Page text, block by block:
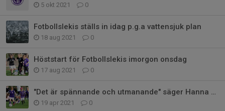
5 okt 2021 0
Fotbollslekis ställs in idag p.g.a vattensjuk plan
18 aug 2021 0
Höststart för Fotbollslekis imorgon onsdag
17 aug 2021 0
"Det är spännande och utmanande" säger Hanna Witt
19 apr 2021 0